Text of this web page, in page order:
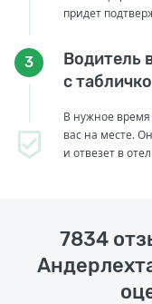
придет
3
Водитель
с
В нужное время
вас на месте.
и отвезет в
7834